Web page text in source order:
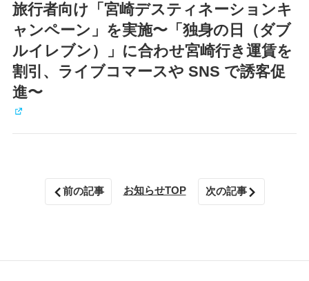
旅行者向け「宮崎デスティネーションキ
ャンペーン」を実施〜「独身の日（ダブ
ルイレブン）」に合わせ宮崎行き運賃を
割引、ライブコマースや SNS で誘客促
進〜
前の記事 お知らせTOP 次の記事